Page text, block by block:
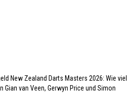
New Zealand Darts Masters 2026: Wie viel
Gian van Veen, Gerwyn Price und Simon